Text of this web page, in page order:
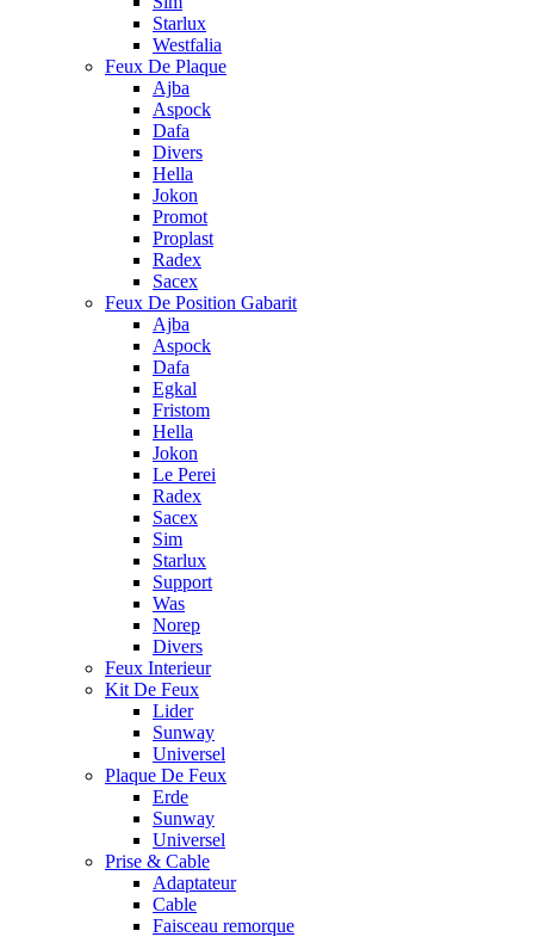
Starlux
Westfalia
Feux De Plaque
Ajba
Aspock
Dafa
Divers
Hella
Jokon
Promot
Proplast
Radex
Sacex
Feux De Position Gabarit
Ajba
Aspock
Dafa
Egkal
Fristom
Hella
Jokon
Le Perei
Radex
Sacex
Sim
Starlux
Support
Was
Norep
Divers
Feux Interieur
Kit De Feux
Lider
Sunway
Universel
Plaque De Feux
Erde
Sunway
Universel
Prise & Cable
Adaptateur
Cable
Faisceau remorque